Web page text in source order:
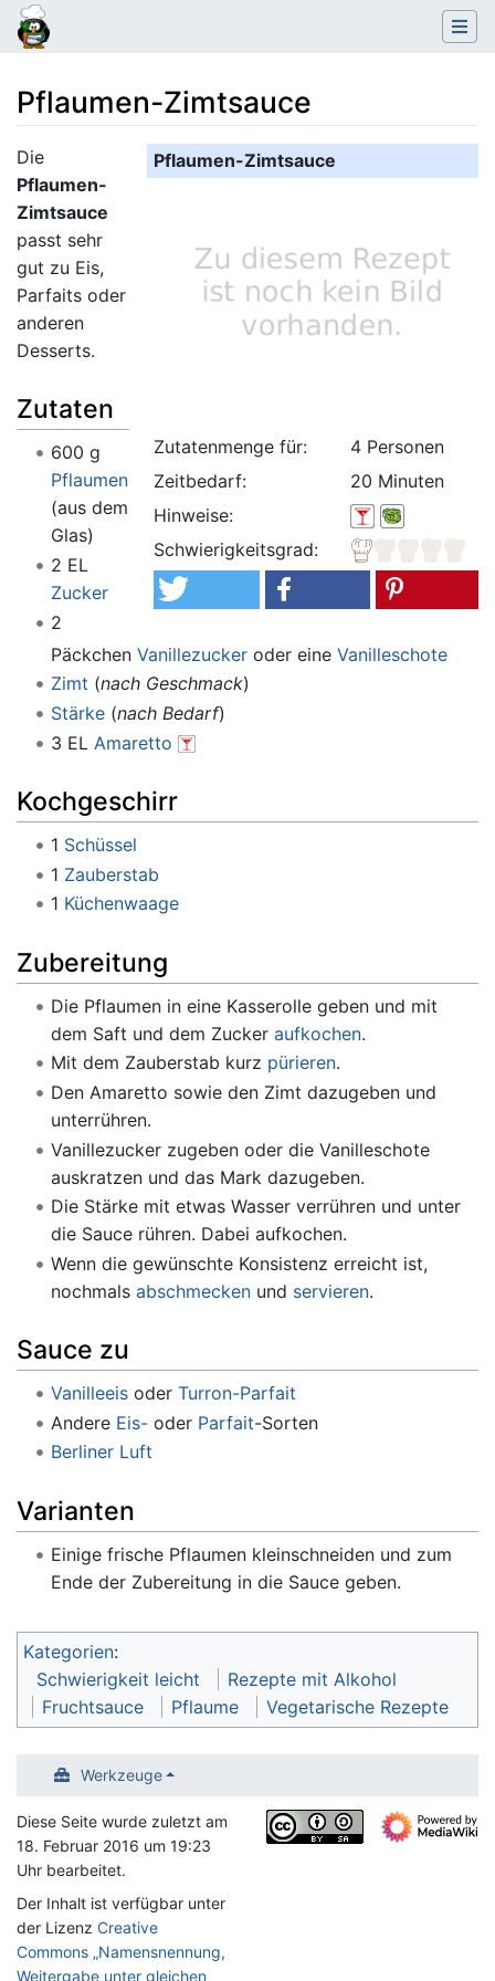
Pflaumen-Zimtsauce
Wechseln zu: Navigation,Suche
Pflaumen-Zimtsauce
Zutatenmenge für:
4 Personen
Zeitbedarf:
20 Minuten
Hinweise:
Schwierigkeitsgrad:
Die
Pflaumen-
Zimtsauce
passt sehr
gut zu Eis,
Parfaits oder
anderen
Desserts.
Zutaten
600 g
Pflaumen
(aus dem
Glas)
2 EL
Zucker
2
Päckchen Vanillezuckeroder eine Vanilleschote
Zimt (nach Geschmack)
Stärke(nach Bedarf)
3 EL Amaretto
Kochgeschirr
1 Schüssel
1 Zauberstab
1 Küchenwaage
Zubereitung
Die Pflaumen in eine Kasserolle geben und mit
dem Saft und dem Zucker aufkochen.
Mit dem Zauberstab kurz pürieren.
Den Amaretto sowie den Zimt dazugeben und
unterrühren.
Vanillezucker zugeben oder die Vanilleschote
auskratzen und das Mark dazugeben.
Die Stärke mit etwas Wasser verrühren und unter
die Sauce rühren. Dabei aufkochen.
Wenn die gewünschte Konsistenz erreicht ist,
nochmals abschmeckenund servieren.
Sauce zu
Vanilleeisoder Turron-Parfait
Andere Eis-oder Parfait-Sorten
Berliner Luft
Varianten
Einige frische Pflaumen kleinschneiden und zum
Ende der Zubereitung in die Sauce geben.
Kategorien:
Schwierigkeit leicht
Rezepte mit Alkohol
Fruchtsauce
Pflaume Vegetarische Rezepte
Werkzeuge
Diese Seite wurde zuletzt am
18. Februar 2016 um 19:23
Uhr bearbeitet.
Der Inhalt ist verfügbar unter
der Lizenz Creative
Commons „Namensnennung,
Weitergabe unter gleichen